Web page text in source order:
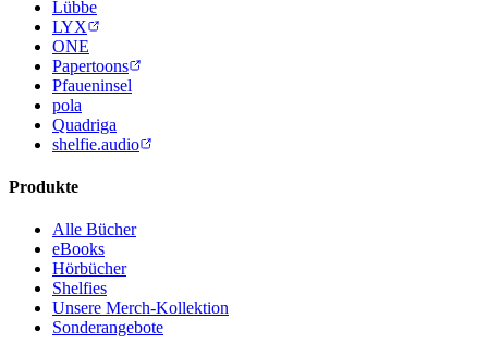
Lübbe
LYX
ONE
Papertoons
Pfaueninsel
pola
Quadriga
shelfie.audio
Produkte
Alle Bücher
eBooks
Hörbücher
Shelfies
Unsere Merch-Kollektion
Sonderangebote